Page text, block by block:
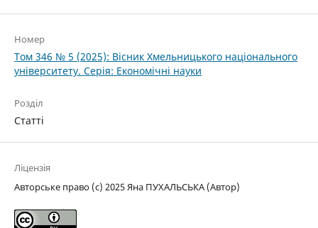
Номер
Том 346 № 5 (2025): Вісник Хмельницького національного
університету. Серія: Економічні науки
Розділ
Статті
Ліцензія
Авторське право (c) 2025 Яна ПУХАЛЬСЬКА (Автор)